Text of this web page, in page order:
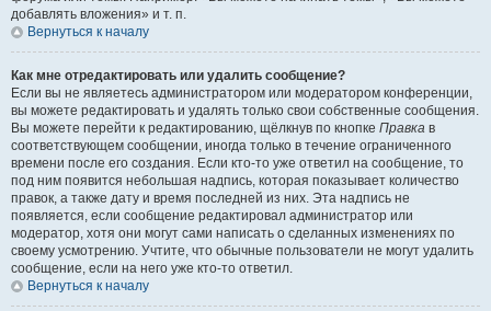
добавлять вложения» и т. п.
Вернуться к началу
Как мне отредактировать или удалить сообщение?
Если вы не являетесь администратором или модератором конференции,
вы можете редактировать и удалять только свои собственные сообщения.
Вы можете перейти к редактированию, щёлкнув по кнопке Правка в
соответствующем сообщении, иногда только в течение ограниченного
времени после его создания. Если кто-то уже ответил на сообщение, то
под ним появится небольшая надпись, которая показывает количество
правок, а также дату и время последней из них. Эта надпись не
появляется, если сообщение редактировал администратор или
модератор, хотя они могут сами написать о сделанных изменениях по
своему усмотрению. Учтите, что обычные пользователи не могут удалить
сообщение, если на него уже кто-то ответил.
Вернуться к началу